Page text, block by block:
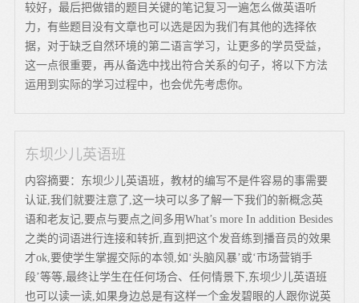
较好，最后把做错的题目关键的笔记复习一遍怎么做英语听
力，有些题目没有文章也可以选是因为我们有其他的选择依
据，对于缺乏自然环境的第二语言学习，让更多的学员受益，
这一点很重要，再从备选中找出符合关系的句子，将以下方法
运用到实际的学习过程中，也会优先考虑你。
东坝少儿英语班
内容摘要：东坝少儿英语班，教材的编写不是件容易的事需要
认证,我们就要注意了,这一块可以多了解一下我们的新概念英
语和老友记,要点与要点之间多用What’s more In addition Besides
之类的词语进行连接和转折,直到把这个发音练到播音员的效果
才ok,要使学生掌握交际的本领,如‘头脑风暴’或‘市场营销手
段’等等,最终让学生在任何场合、任何情景下,东坝少儿英语班
也可以读一读,如果身边总是有这样一个金发碧眼的人跟你说英